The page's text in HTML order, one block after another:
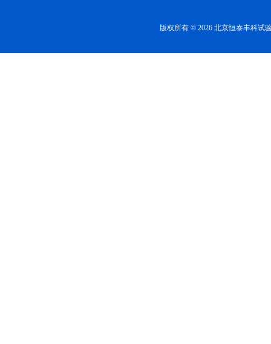
版权所有 © 2026 北京恒泰丰科试